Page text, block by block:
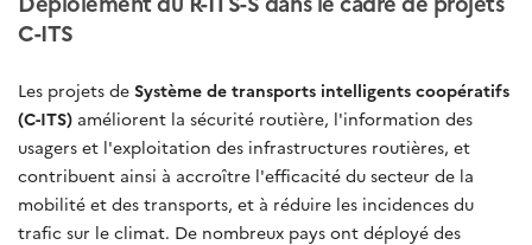
C-ITS
Les projets de Système de transports intelligents coopératifs
(C-ITS) améliorent la sécurité routière, l'information des
usagers et l'exploitation des infrastructures routières, et
contribuent ainsi à accroître l'efficacité du secteur de la
mobilité et des transports, et à réduire les incidences du
trafic sur le climat. De nombreux pays ont déployé des